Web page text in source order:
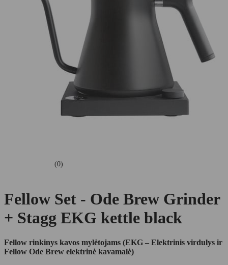
(0)
Fellow Set - Ode Brew Grinder
+ Stagg EKG kettle black
Fellow rinkinys kavos mylėtojams (EKG – Elektrinis virdulys ir
Fellow Ode Brew elektrinė kavamalė)